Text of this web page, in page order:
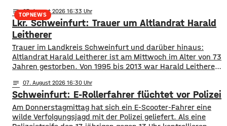
gesorgt, da auch ein Polizeihubschrauber die Gegend rund
um Werneck abgesucht hatte.
TOPNEWS
notes 07. August 2026 16:33
Lkr. Schweinfurt: Trauer um Altlandrat Harald
Leitherer
Trauer im Landkreis Schweinfurt und darüber hinaus:
Altlandrat Harald Leitherer ist am Mittwoch im Alter von 73
Jahren gestorben. Von 1995 bis 2013 war Harald Leitherer
wurde das Kreisstraßennetz ausgebaut, aber auch ein
flächendeckendes Radwegenetz mit einer Länge von über
1.000 Kilometern geschaffen. Außerdem führte der
notes 07. August 2026 16:30
Schweinfurt: E-Rollerfahrer flüchtet vor Polizei
Am Donnerstagmittag hat sich ein E-Scooter-Fahrer eine
wilde Verfolgungsjagd mit der Polizei geliefert. Als eine